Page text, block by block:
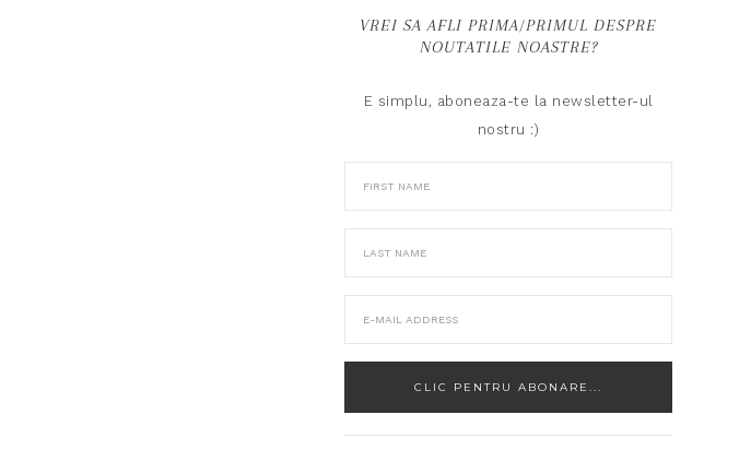
VREI SA AFLI PRIMA/PRIMUL DESPRE
NOUTATILE NOASTRE?
E simplu, aboneaza-te la newsletter-ul
nostru :)